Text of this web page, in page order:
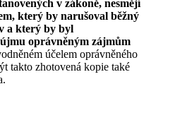
v zákoně, nesmějí
který by narušoval běžný
a který by byl
oprávněným zájmům
účelem oprávněného
takto zhotovená kopie také